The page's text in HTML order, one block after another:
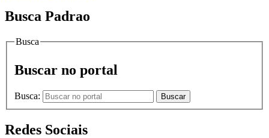
Busca Padrao
Busca
Buscar no portal
Busca: Buscar
Redes Sociais